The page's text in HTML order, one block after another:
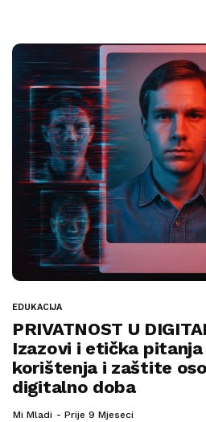
EDUKACIJA
PRIVATNOST U
Izazovi i etička
korištenja i zaštite
digitalno doba
Mi Mladi Prije 9 Mjeseci